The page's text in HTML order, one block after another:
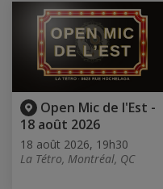
Open Mic de l'Est -
18 août 2026
18 août 2026, 19h30
La Tétro, Montréal, QC